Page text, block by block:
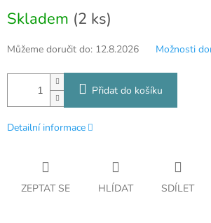
cena:
Skladem (2 ks)
Můžeme doručit do: 12.8.2026 Možnosti
Přidat do košíku
Detailní informace
ZEPTAT SE HLÍDAT SDÍLET